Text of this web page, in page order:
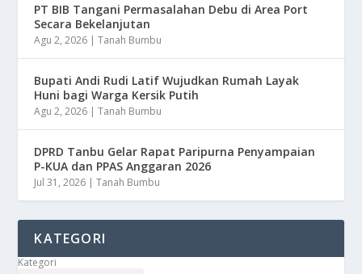
PT BIB Tangani Permasalahan Debu di Area Port
Secara Bekelanjutan
Agu 2, 2026 |Tanah Bumbu
Bupati Andi Rudi Latif Wujudkan Rumah Layak
Huni bagi Warga Kersik Putih
Agu 2, 2026 |Tanah Bumbu
DPRD Tanbu Gelar Rapat Paripurna Penyampaian
P-KUA dan PPAS Anggaran 2026
Jul 31, 2026 |Tanah Bumbu
KATEGORI
Kategori